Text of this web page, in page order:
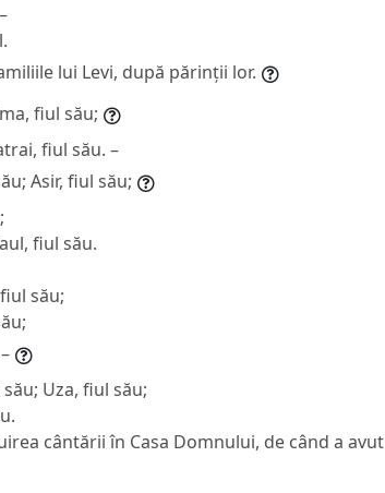
lui Levi, după părinții lor.
fiul său;
fiul său. –
Asir, fiul său;
fiul său.
său;
Uza, fiul său;
cântării în Casa Domnului, de când a avut